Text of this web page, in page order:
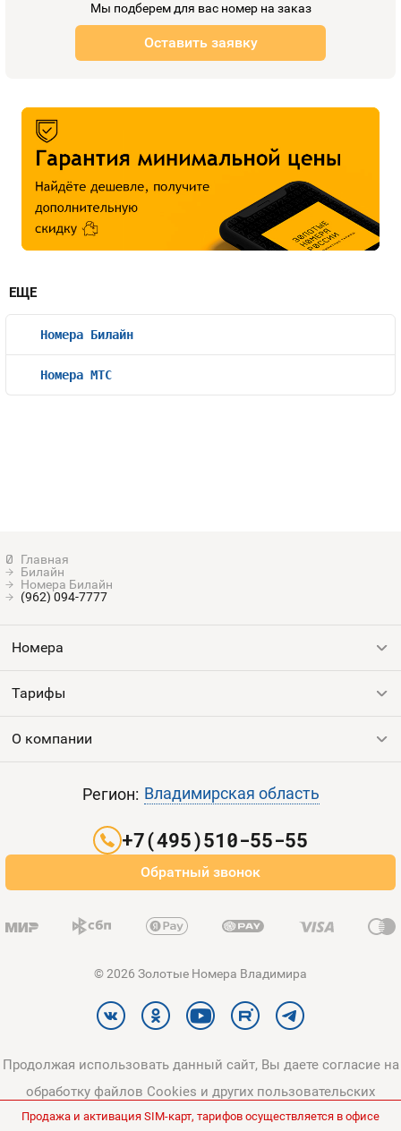
Билайн
Номера Билайн
(962) 094-7777
Мы подберем для вас номер на заказ
Оставить заявку
ЕЩЕ
Номера Билайн
Номера МТС
Номера
Все номера
Тарифы
Выгодные тарифы
О компании
Оплата и доставка
Регион: Владимирская область
+7(495)510-55-55
Обратный звонок
© 2026 Золотые Номера Владимира
Продолжая использовать данный сайт, Вы даете согласие на
обработку файлов Cookies и других пользовательских
данных, в соответствии сПолитикой конфиденциальности
Продажа и активация SIM-карт, тарифов осуществляется в офисе